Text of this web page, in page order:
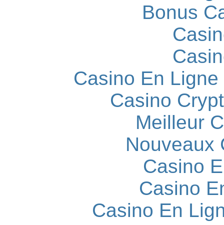
Bonus
Casino En
Casino
Meilleur
Nouveaux
Casino
Casino
Casino En